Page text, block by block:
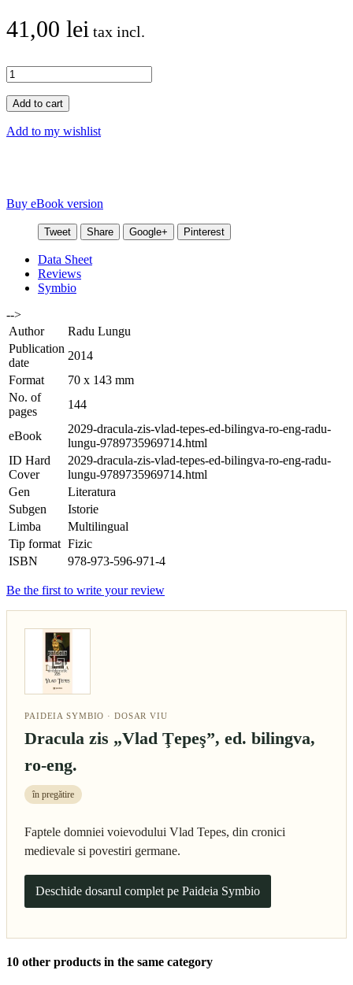
41,00 lei tax incl.
Add to cart
Add to my wishlist
Buy eBook version
Tweet Share Google+ Pinterest
Data Sheet
Reviews
Symbio
-->
Author
Radu Lungu
Publication
date
2014
Format
70 x 143 mm
No. of
pages
144
eBook
2029-dracula-zis-vlad-tepes-ed-bilingva-ro-eng-radu-
lungu-9789735969714.html
ID Hard
Cover
2029-dracula-zis-vlad-tepes-ed-bilingva-ro-eng-radu-
lungu-9789735969714.html
Gen
Literatura
Subgen
Istorie
Limba
Multilingual
Tip format Fizic
ISBN
978-973-596-971-4
Be the first to write your review
PAIDEIA SYMBIO · DOSAR VIU
Dracula zis „Vlad Ţepeş”, ed. bilingva,
ro-eng.
în pregătire
Faptele domniei voievodului Vlad Tepes, din cronici
medievale si povestiri germane.
Deschide dosarul complet pe Paideia Symbio
10 other products in the same category